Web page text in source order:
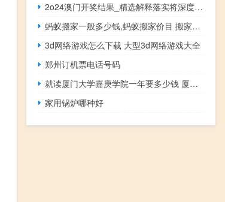
2o24澳门开奖结果_精选解释落实将深度解析_主页版v479.460
蚂蚁搬家一般多少钱,蚂蚁搬家价目 搬家一次多少钱一次
3d网络游戏怎么下载 大型3d网络游戏大全
郑州订机票电话号码
就读厦门大学嘉庚学院一年要多少钱 厦门大学嘉庚学院学费
家用锅炉哪种好